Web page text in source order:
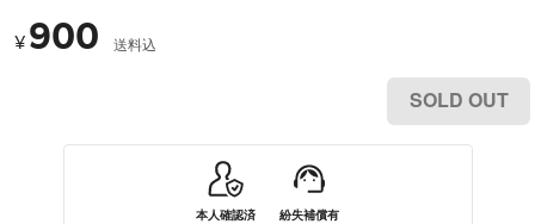
¥ 900 送料込
SOLD OUT
本人確認済 紛失補償有